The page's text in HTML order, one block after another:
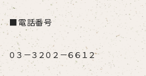
■電話番号
０３－３２０２－６６１２